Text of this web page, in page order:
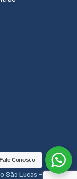
São Lucas - 2024.
Fale Conosco